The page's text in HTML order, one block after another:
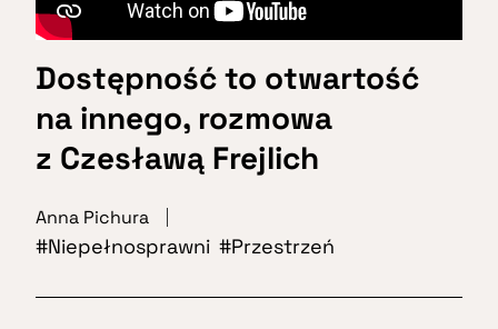
Dostępność to otwartość
na innego, rozmowa
z Czesławą Frejlich
Anna Pichura
Niepełnosprawni Przestrzeń